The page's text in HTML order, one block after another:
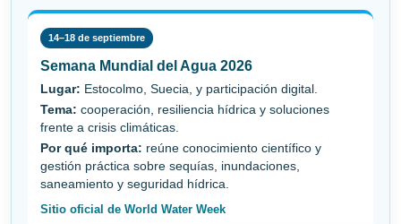
14–18 de septiembre
Semana Mundial del Agua 2026
Lugar: Estocolmo, Suecia, y participación digital.
Tema: cooperación, resiliencia hídrica y soluciones
frente a crisis climáticas.
Por qué importa: reúne conocimiento científico y
gestión práctica sobre sequías, inundaciones,
saneamiento y seguridad hídrica.
Sitio oficial de World Water Week